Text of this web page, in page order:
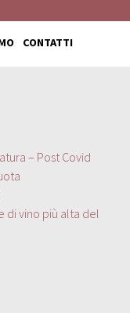
CONTATTI
– Post Covid
di vino più alta del